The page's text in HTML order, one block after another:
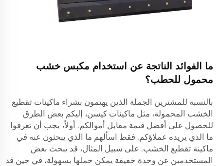
ما الفوائد الناتجة عن استخدام مكبس خشب
محمول للحطب؟
بالنسبة للمشترين الجملة الذين يهتمون بشراء ماكينات تقطيع
الخشب المحمولة، مثل ماكينات كيسن، إليكم بعض الطرق
للحصول على أفضل قيمة مقابل أموالكم. أولاً، يجب أن تعرفوا
ما الذي يريده عملاؤكم. فقط اسألهم ما الذي يبحثون عنه في
ماكينة تقطيع الخشب. على سبيل المثال، قد يبحث بعض
المستخدمين عن وحدة خفيفة يمكن حملها بسهولة، في حين قد